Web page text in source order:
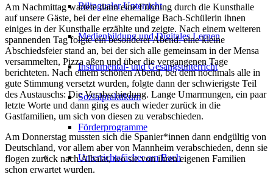
Bilingualer Unterricht
Medienbildung und Digitales Lernen
Instrumental- und Gesangsunterricht
Sozialpraktikum
Förderprogramme
Unterrichtsfächer am Bach
Am Nachmittag wartete dann eine Führung durch die Kunsthalle
auf unsere Gäste, bei der eine ehemalige Bach-Schülerin ihnen
einiges in der Kunsthalle erzählte und zeigte. Nach einem weiteren
spannenden Tag folgte ein besonderer Abend: eine kleine
Abschiedsfeier stand an, bei der sich alle gemeinsam in der Mensa
versammelten, Pizza aßen und über die vergangenen Tage
berichteten. Nach einem schönen Abend, bei dem nochmals alle in
gute Stimmung versetzt wurden, folgte dann der schwierigste Teil
des Austauschs: Die Verabschiedung. Lange Umarmungen, ein paar
letzte Worte und dann ging es auch wieder zurück in die
Gastfamilien, um sich von diesen zu verabschieden.
Am Donnerstag mussten sich die Spanier*innen dann endgültig von
Deutschland, vor allem aber von Mannheim verabschieden, denn sie
flogen zurück nach Albalat, wo sie von ihren eigenen Familien
schon erwartet wurden.